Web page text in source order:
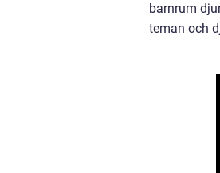
barnrum
teman och